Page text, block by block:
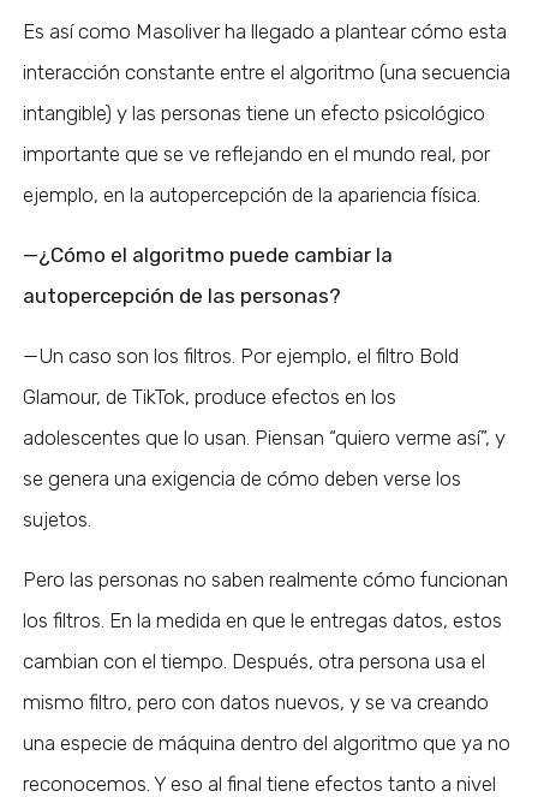
Es así como Masoliver ha llegado a plantear cómo esta
interacción constante entre el algoritmo (una secuencia
intangible) y las personas tiene un efecto psicológico
importante que se ve reflejando en el mundo real, por
ejemplo, en la autopercepción de la apariencia física.
—¿Cómo el algoritmo puede cambiar la
autopercepción de las personas?
—Un caso son los filtros. Por ejemplo, el filtro Bold
Glamour, de TikTok, produce efectos en los
adolescentes que lo usan. Piensan “quiero verme así”, y
se genera una exigencia de cómo deben verse los
sujetos.
Pero las personas no saben realmente cómo funcionan
los filtros. En la medida en que le entregas datos, estos
cambian con el tiempo. Después, otra persona usa el
mismo filtro, pero con datos nuevos, y se va creando
una especie de máquina dentro del algoritmo que ya no
reconocemos. Y eso al final tiene efectos tanto a nivel